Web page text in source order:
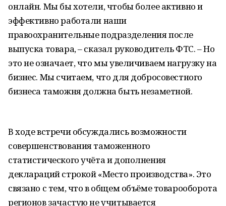
онлайн. Мы бы хотели, чтобы более активно и
эффективно работали наши
правоохранительные подразделения после
выпуска товара, – сказал руководитель ФТС. – Но
это не означает, что мы увеличиваем нагрузку на
бизнес. Мы считаем, что для добросовестного
бизнеса таможня должна быть незаметной.
В ходе встречи обсуждались возможности
совершенствования таможенного
статистического учёта и дополнения
деклараций строкой «Место производства». Это
связано с тем, что в общем объёме товарооборота
регионов зачастую не учитывается